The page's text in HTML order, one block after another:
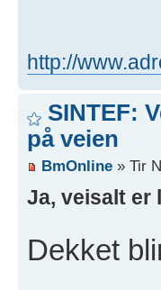
http://
SINTEF:
på veien
BmOnline » Tir
Ja, veisalt er
Dekket